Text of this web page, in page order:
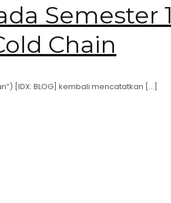
Semester 1
Chain
[IDX: BLOG] kembali mencatatkan […]